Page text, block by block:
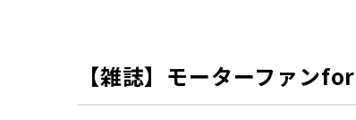
【雑誌】モーターファン